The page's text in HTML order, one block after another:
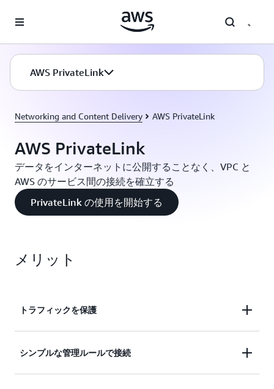
AWS PrivateLink
Networking and Content Delivery AWS PrivateLink
AWS PrivateLink
データをインターネットに公開することなく、VPC と
AWS のサービス間の接続を確立する
PrivateLink の使用を開始する
メリット
トラフィックを保護
VPC 外部のサービスやリソースとのデータ交換時
シンプルな管理ルールで接続